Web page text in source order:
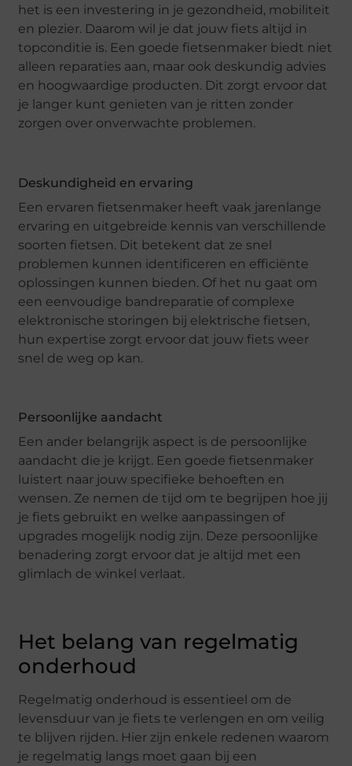
het is een investering in je gezondheid, mobiliteit
en plezier. Daarom wil je dat jouw fiets altijd in
topconditie is. Een goede fietsenmaker biedt niet
alleen reparaties aan, maar ook deskundig advies
en hoogwaardige producten. Dit zorgt ervoor dat
je langer kunt genieten van je ritten zonder
zorgen over onverwachte problemen.
Deskundigheid en ervaring
Een ervaren fietsenmaker heeft vaak jarenlange
ervaring en uitgebreide kennis van verschillende
soorten fietsen. Dit betekent dat ze snel
problemen kunnen identificeren en efficiënte
oplossingen kunnen bieden. Of het nu gaat om
een eenvoudige bandreparatie of complexe
elektronische storingen bij elektrische fietsen,
hun expertise zorgt ervoor dat jouw fiets weer
snel de weg op kan.
Persoonlijke aandacht
Een ander belangrijk aspect is de persoonlijke
aandacht die je krijgt. Een goede fietsenmaker
luistert naar jouw specifieke behoeften en
wensen. Ze nemen de tijd om te begrijpen hoe jij
je fiets gebruikt en welke aanpassingen of
upgrades mogelijk nodig zijn. Deze persoonlijke
benadering zorgt ervoor dat je altijd met een
glimlach de winkel verlaat.
Het belang van regelmatig
onderhoud
Regelmatig onderhoud is essentieel om de
levensduur van je fiets te verlengen en om veilig
te blijven rijden. Hier zijn enkele redenen waarom
je regelmatig langs moet gaan bij een